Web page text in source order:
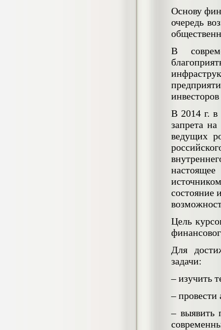
Основу
очередь
В
В 2014 г. в
запрета
ведущих
состояние
Цель
Для
задачи:
– изучить
–
– выявить